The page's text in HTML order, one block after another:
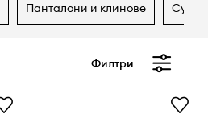
панталони и клинове
Филтри